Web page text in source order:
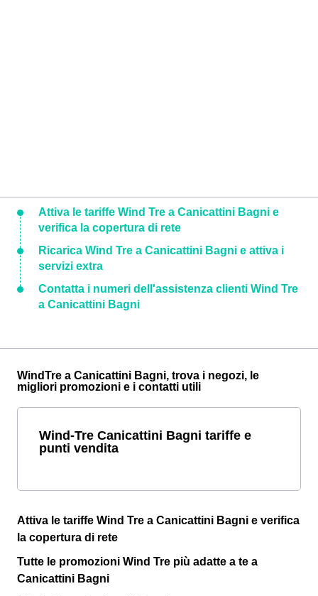
Attiva le tariffe Wind Tre a Canicattini Bagni e
verifica la copertura di rete
Ricarica Wind Tre a Canicattini Bagni e attiva i
servizi extra
Contatta i numeri dell'assistenza clienti Wind Tre
a Canicattini Bagni
WindTre a Canicattini Bagni, trova i negozi, le
migliori promozioni e i contatti utili
Wind-Tre Canicattini Bagni tariffe e
punti vendita
Attiva le tariffe Wind Tre a Canicattini Bagni e verifica
la copertura di rete
Tutte le promozioni Wind Tre più adatte a te a
Canicattini Bagni